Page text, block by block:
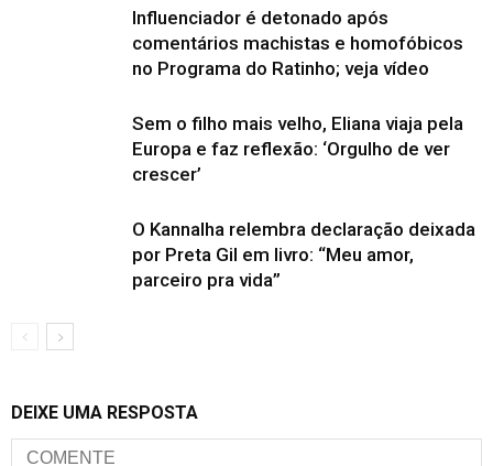
Influenciador é detonado após
comentários machistas e homofóbicos
no Programa do Ratinho; veja vídeo
Sem o filho mais velho, Eliana viaja pela
Europa e faz reflexão: ‘Orgulho de ver
crescer’
O Kannalha relembra declaração deixada
por Preta Gil em livro: “Meu amor,
parceiro pra vida”
DEIXE UMA RESPOSTA